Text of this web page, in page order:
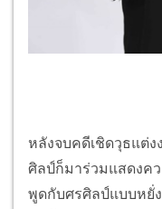
หลังจบคดีเชิดวุธแต่ง
ศิลป์ก็มาร่วมแสดงค
พูดกับศรศิลป์แบบหยั่